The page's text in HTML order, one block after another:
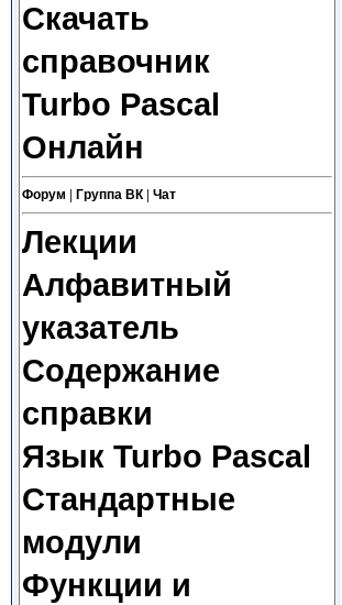
Скачать
справочник
Turbo Pascal
Онлайн
Форум Группа ВК| Чат
Лекции
Алфавитный
указатель
Содержание
справки
Язык Turbo Pascal
Стандартные
модули
Функции и